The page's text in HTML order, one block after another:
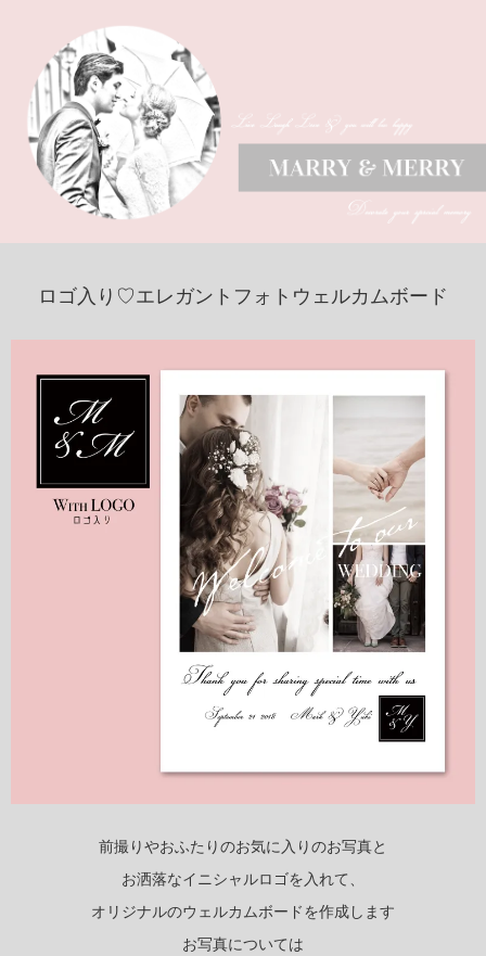
ロゴ入り♡エレガントフォトウェルカムボード
前撮りやおふたりのお気に入りのお写真と
お洒落なイニシャルロゴを入れて、
オリジナルのウェルカムボードを作成します
お写真については